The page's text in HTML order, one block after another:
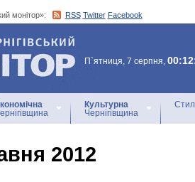
монітор»: RSS Twitter Facebook
монітор»
П`ятниця, 7 серпня,
Культурна
Чернігівщина
2012